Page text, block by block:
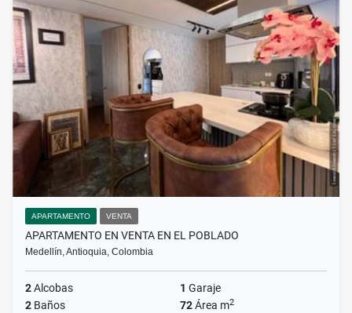
APARTAMENTO VENTA
APARTAMENTO EN VENTA EN EL POBLADO
Medellín, Antioquia, Colombia
2Alcobas 1 Garaje
2 Baños 72Área m2